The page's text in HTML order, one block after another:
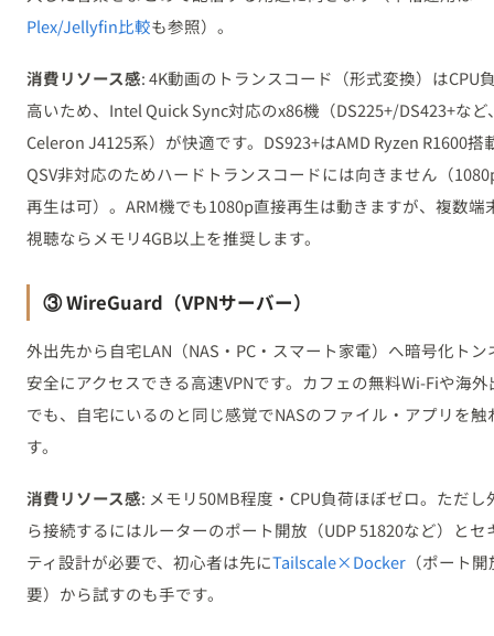
Plex/Jellyfin比較も参照）。
消費リソース感: 4K動画のトランスコード（形式変換）はCPU
高いため、Intel Quick Sync対応のx86機（DS225+/DS423+など
Celeron J4125系）が快適です。DS923+はAMD Ryzen R1600搭
QSV非対応のためハードトランスコードには向きません（
再生は可）。ARM機でも1080p直接再生は動きますが、複数端
視聴ならメモリ4GB以上を推奨します。
③ WireGuard（VPNサーバー）
外出先から自宅LAN（NAS・PC・スマート家電）へ暗号化トン
安全にアクセスできる高速VPNです。カフェの無料Wi-Fiや海
でも、自宅にいるのと同じ感覚でNASのファイル・アプリを触
す。
消費リソース感: メモリ50MB程度・CPU負荷ほぼゼロ。ただし
ら接続するにはルーターのポート開放（UDP 51820など）とセ
ティ設計が必要で、初心者は先にTailscale×Docker （ポート
要）から試すのも手です。